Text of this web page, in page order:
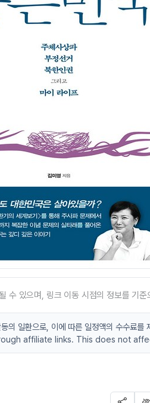
수 있으며, 링크 이동 시점의 정보를 기준
동의 일환으로, 이에 따른 일정액의 수
affiliate links. This does not